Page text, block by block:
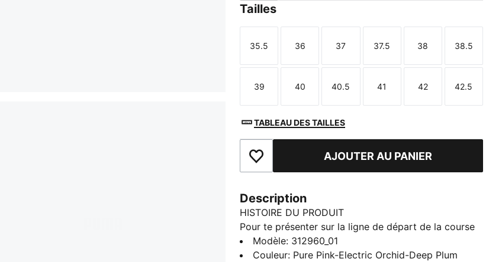
Tailles
Taille
35.5
Taille
36
Taille
37
Taille
37.5
Taille
38
Taille
38.5
Taille
39
Taille
40
Taille
40.5
Taille
41
Taille
42
Taille
42.5
TABLEAU DES TAILLES
Ajouter aux favorisAJOUTER AU PANIER
Description
HISTOIRE DU PRODUIT
Pour te présenter sur la ligne de départ de la course
fitness ultime, il te faut un équipement de pointe. La
collaboration PUMA x HYROX est de retour avec de
Modèle: 312960_01
Couleur: Pure Pink-Electric Orchid-Deep Plum